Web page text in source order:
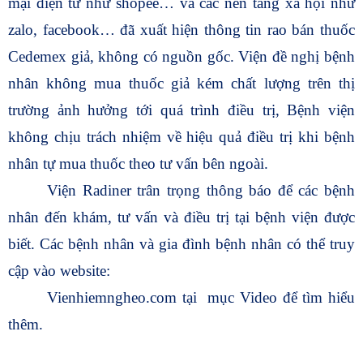
zalo, facebook… đã xuất hiện thông tin rao bán thuốc
Cedemex giả, không có nguồn gốc. Viện đề nghị bệnh
nhân không mua thuốc giả kém chất lượng trên thị
trường ảnh hưởng tới quá trình điều trị, Bệnh viện
không chịu trách nhiệm về hiệu quả điều trị khi bệnh
nhân tự mua thuốc theo tư vấn bên ngoài.
Viện Radiner trân trọng thông báo để các bệnh
nhân đến khám, tư vấn và điều trị tại bệnh viện được
biết. Các bệnh nhân và gia đình bệnh nhân có thể truy
cập vào website:
Vienhiemngheo.com tại mục Video để tìm hiểu
thêm.